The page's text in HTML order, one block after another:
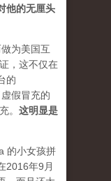
他的无厘头
为美国互
，这不仅在
的
假冒充的
。 这明显是
的小女孩拼
2016年9月